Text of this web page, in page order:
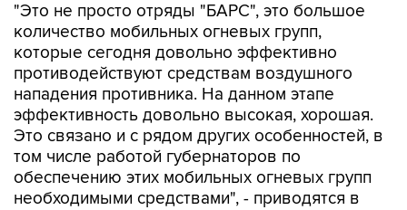
"Это не просто отряды "БАРС", это большое
количество мобильных огневых групп,
которые сегодня довольно эффективно
противодействуют средствам воздушного
нападения противника. На данном этапе
эффективность довольно высокая, хорошая.
Это связано и с рядом других особенностей, в
том числе работой губернаторов по
обеспечению этих мобильных огневых групп
необходимыми средствами", - приводятся в